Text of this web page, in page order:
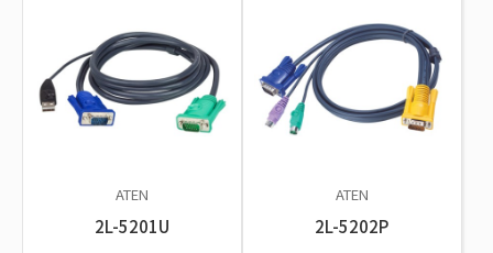
ATEN
2L-5201U
ATEN
2L-5202P